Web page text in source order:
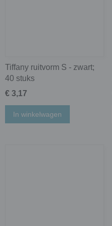
Tiffany ruitvorm S - zwart;
40 stuks
€ 3,17
In winkelwagen